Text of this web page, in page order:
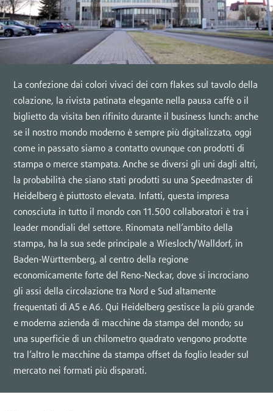
La confezione dai colori vivaci dei corn flakes sul tavolo della
colazione, la rivista patinata elegante nella pausa caffè o il
biglietto da visita ben rifinito durante il business lunch: anche
se il nostro mondo moderno è sempre più digitalizzato, oggi
come in passato siamo a contatto ovunque con prodotti di
stampa o merce stampata. Anche se diversi gli uni dagli altri,
la probabilità che siano stati prodotti su una Speedmaster di
Heidelberg è piuttosto elevata. Infatti, questa impresa
conosciuta in tutto il mondo con 11.500 collaboratori è tra i
leader mondiali del settore. Rinomata nell’ambito della
stampa, ha la sua sede principale a Wiesloch/Walldorf, in
Baden-Württemberg, al centro della regione
economicamente forte del Reno-Neckar, dove si incrociano
gli assi della circolazione tra Nord e Sud altamente
frequentati di A5 e A6. Qui Heidelberg gestisce la più grande
e moderna azienda di macchine da stampa del mondo; su
una superficie di un chilometro quadrato vengono prodotte
tra l’altro le macchine da stampa offset da foglio leader sul
mercato nei formati più disparati.